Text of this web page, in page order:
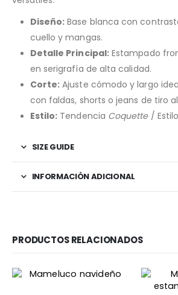
Diseño: Base blanca con
cuello y mangas.
Detalle Principal:Estampado
en serigrafía de alta calidad.
Corte: Ajuste cómodo y largo
con faldas, shorts o jeans de tiro
Estilo: Tendencia Coquette/
SIZE GUIDE
INFORMACIÓN ADICIONAL
PRODUCTOS RELACIONADOS
Este producto tiene múltiples variantes. Las opciones se pueden elegir en la página de producto